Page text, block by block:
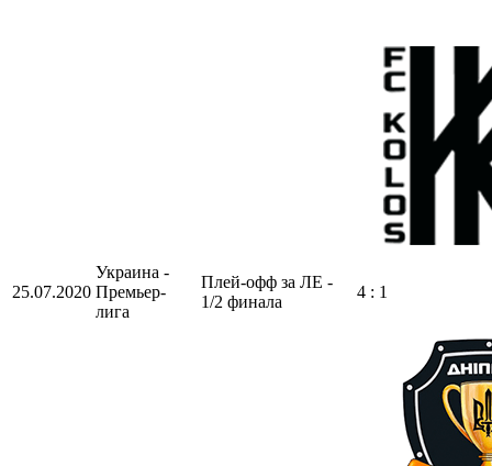
25.07.2020
Украина -
Премьер-
лига
Плей-офф за ЛЕ -
1/2 финала
4 : 1